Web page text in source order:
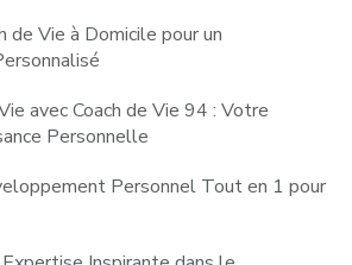
de Vie à Domicile pour un
avec Coach de Vie 94 : Votre
Personnelle
Personnel Tout en 1 pour